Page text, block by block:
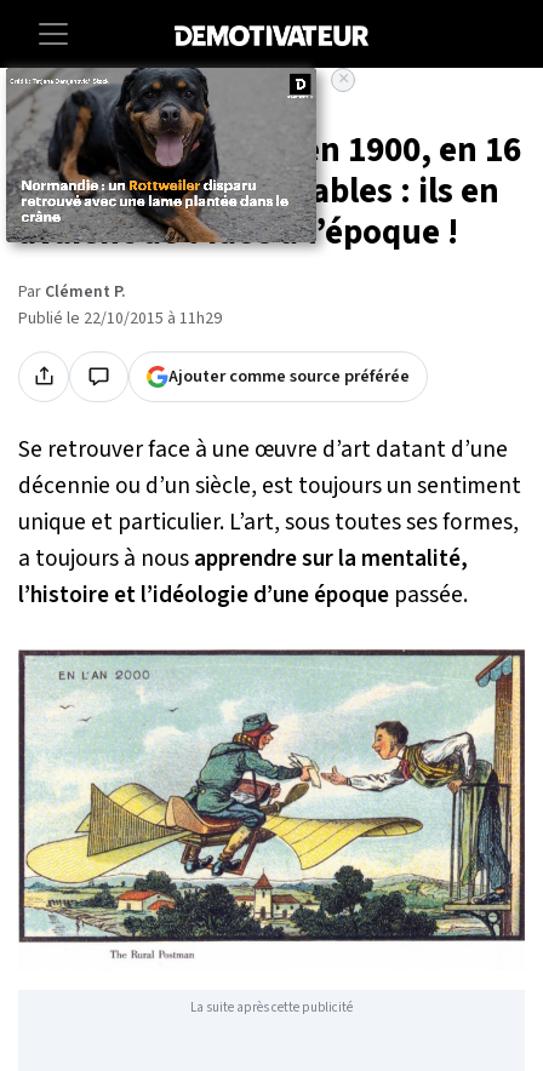
Accueil Culture
L’an 2000 imaginé en 1900, en 16
illustrations incroyables : ils en
avaient de l’idée à l’époque !
Par Clément P.
Publié le 22/10/2015 à 11h29
Ajouter comme source préférée
Se retrouver face à une œuvre d’art datant d’une
décennie ou d’un siècle, est toujours un sentiment
unique et particulier. L’art, sous toutes ses formes,
a toujours à nousapprendre sur la mentalité,
l’histoire et l’idéologie d’une époque passée.
La suite après cette publicité
×